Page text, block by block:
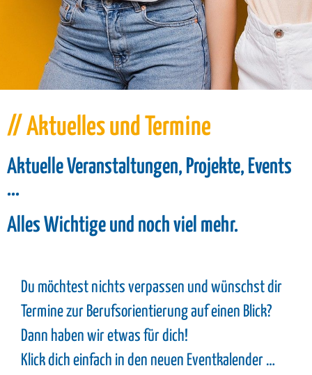
// Aktuelles und Termine
Aktuelle Veranstaltungen, Projekte, Events
...
Alles Wichtige und noch viel mehr.
Du möchtest nichts verpassen und wünschst dir
Termine zur Berufsorientierung auf einen Blick?
Dann haben wir etwas für dich!
Klick dich einfach in den neuen Eventkalender …